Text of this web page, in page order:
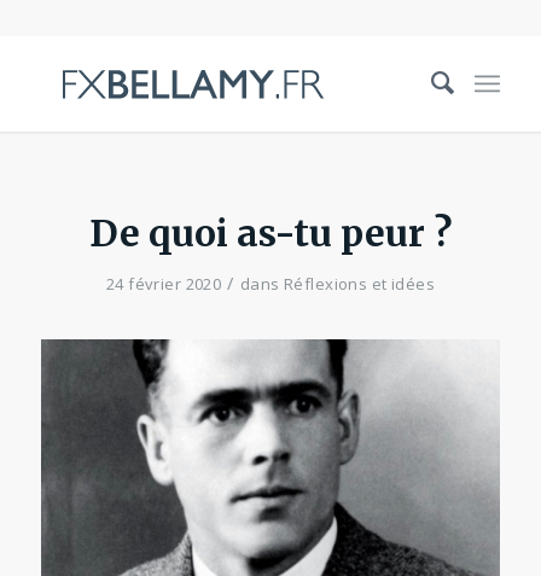
De quoi as-tu peur ?
24 février 2020 / dans Réflexions et idées